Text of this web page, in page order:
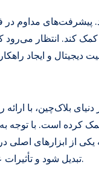
مداوم در
کند. انتظار می‌رود
بلاک‌چین، با ارائه
کرده است. با توجه
از ابزارهای اصلی
تبدیل شود و تأثیرات عمیقی بر آینده امنیت سایبری داشته باشد.